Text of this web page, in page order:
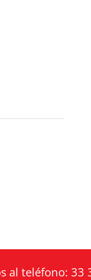
al teléfono: 33